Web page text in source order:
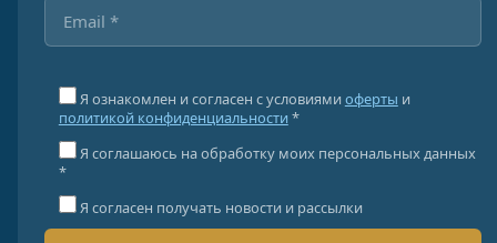
Я ознакомлен и согласен с условиями оферты и
политикой конфиденциальности *
Я соглашаюсь на обработку моих персональных данных
*
Я согласен получать новости и рассылки